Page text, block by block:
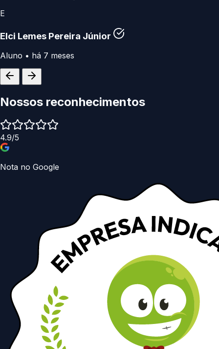
E
Elci Lemes Pereira Júnior
Aluno • há 7 meses
Nossos reconhecimentos
4.9/5
Nota no Google